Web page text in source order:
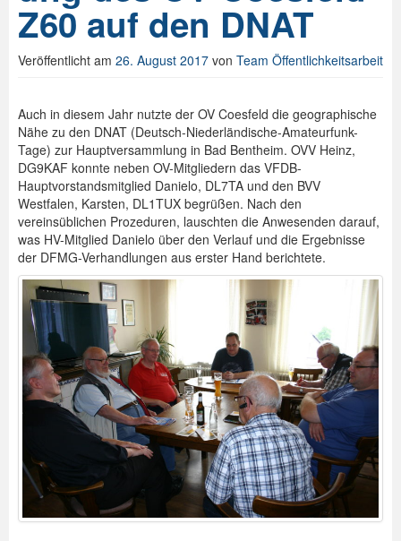
Spenden
Login
Z60 auf den DNAT
Veröffentlicht am 26. August 2017 von Team Öffentlichkeitsarbeit
Auch in diesem Jahr nutzte der OV Coesfeld die geographische
Nähe zu den DNAT (Deutsch-Niederländische-Amateurfunk-
Tage) zur Hauptversammlung in Bad Bentheim. OVV Heinz,
DG9KAF konnte neben OV-Mitgliedern das VFDB-
Hauptvorstandsmitglied Danielo, DL7TA und den BVV
Westfalen, Karsten, DL1TUX begrüßen. Nach den
vereinsüblichen Prozeduren, lauschten die Anwesenden darauf,
was HV-Mitglied Danielo über den Verlauf und die Ergebnisse
der DFMG-Verhandlungen aus erster Hand berichtete.